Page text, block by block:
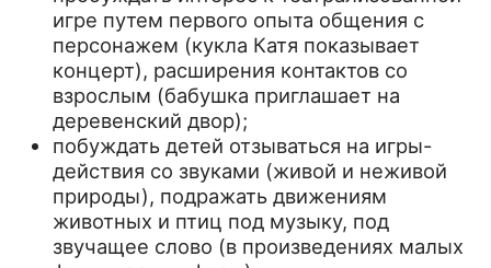
игре путем первого опыта общения с
персонажем (кукла Катя показывает
концерт), расширения контактов со
взрослым (бабушка приглашает на
деревенский двор);
побуждать детей отзываться на игры-
действия со звуками (живой и неживой
природы), подражать движениям
животных и птиц под музыку, под
звучащее слово (в произведениях малых